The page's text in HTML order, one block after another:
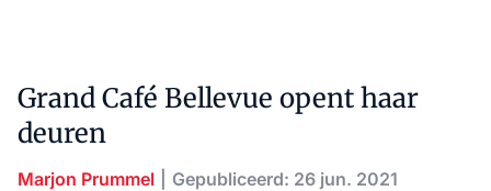
Grand Café Bellevue opent haar
deuren
Marjon Prummel Gepubliceerd: 26 jun. 2021